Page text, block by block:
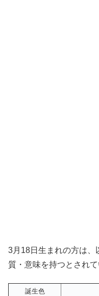
3月18日生まれの方は、
質・意味を持つとされて
誕生色